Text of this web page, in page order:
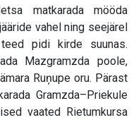
matkarada mööda
vahel ning seejärel
pidi kirde suunas.
Mazgramzda poole,
Ruņupe oru. Pärast
Gramzda–Priekule
vaated Rietumkursa